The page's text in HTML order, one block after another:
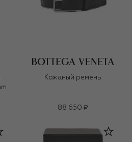
Кожаный ремень
88 650 ₽